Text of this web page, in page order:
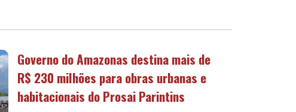
Governo do Amazonas destina mais de
R$ 230 milhões para obras urbanas e
habitacionais do Prosai Parintins